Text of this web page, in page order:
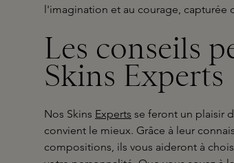
l'imagination et au courage, capturée
Les conseils
Skins Experts
Nos Skins Experts se feront un plaisir
convient le mieux. Grâce à leur
compositions, ils vous aideront à